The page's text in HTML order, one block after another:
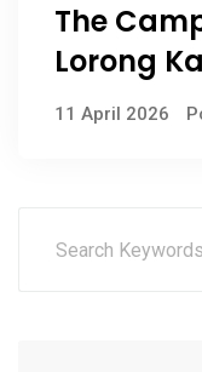
The
Lorong
11 April 2026